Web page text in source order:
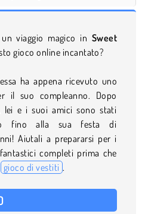
viaggio magico in Sweet
gioco online incantato?
ha appena ricevuto uno
il suo compleanno. Dopo
lei e i suoi amici sono stati
fino alla sua festa di
Aiutali a prepararsi per i
completi prima che
gioco di vestiti .